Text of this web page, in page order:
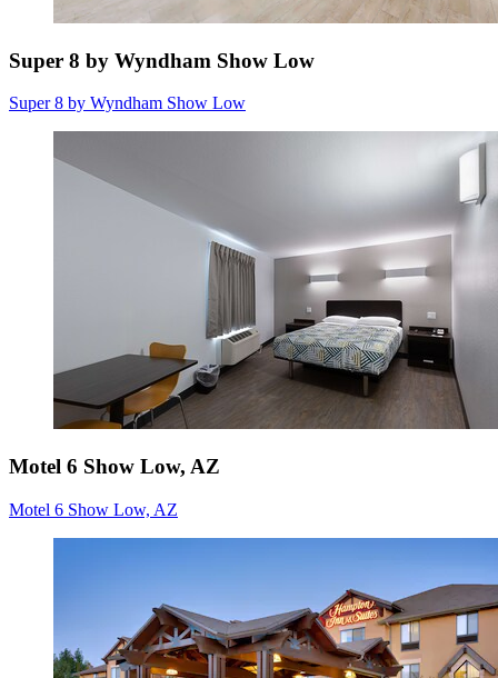
Super 8 by Wyndham Show Low
Super 8 by Wyndham Show Low
Motel 6 Show Low, AZ
Motel 6 Show Low, AZ